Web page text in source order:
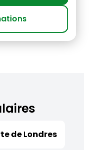
de Londres